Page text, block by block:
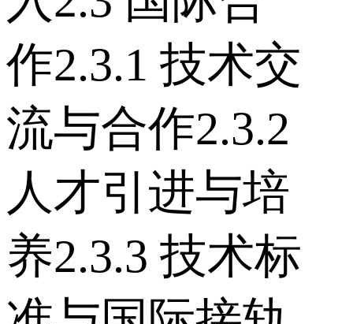
作 2.3.1 技术交
流与合作 2.3.2
人才引进与培
养 2.3.3 技术标